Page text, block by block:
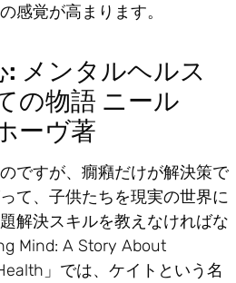
感覚が高まります。
メンタルヘルス
の物語 ニール
ーヴ著
ですが、癇癪だけが解決策で
て、子供たちを現実の世界に
解決スキルを教えなければな
Mind: A Story About
」では、ケイトという名